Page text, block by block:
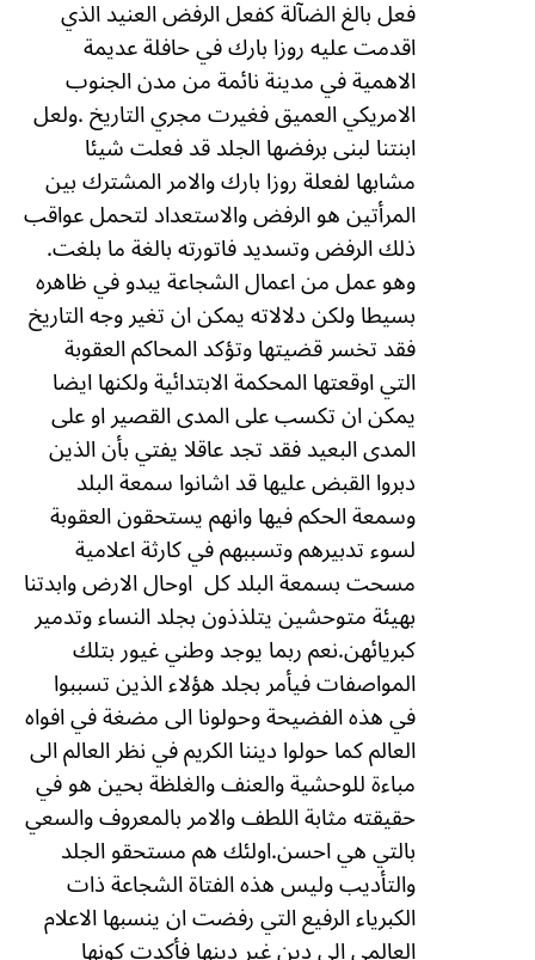
فعل بالغ الضآلة كفعل الرفض العنيد الذي
اقدمت عليه روزا بارك في حافلة عديمة
الاهمية في مدينة نائمة من مدن الجنوب
الامريكي العميق فغيرت مجري التاريخ .ولعل
ابنتنا لبنى برفضها الجلد قد فعلت شيئا
مشابها لفعلة روزا بارك والامر المشترك بين
المرأتين هو الرفض والاستعداد لتحمل عواقب
ذلك الرفض وتسديد فاتورته بالغة ما بلغت.
وهو عمل من اعمال الشجاعة يبدو في ظاهره
بسيطا ولكن دلالاته يمكن ان تغير وجه التاريخ
فقد تخسر قضيتها وتؤكد المحاكم العقوبة
التي اوقعتها المحكمة الابتدائية ولكنها ايضا
يمكن ان تكسب على المدى القصير او على
المدى البعيد فقد تجد عاقلا يفتي بأن الذين
دبروا القبض عليها قد اشانوا سمعة البلد
وسمعة الحكم فيها وانهم يستحقون العقوبة
لسوء تدبيرهم وتسببهم في كارثة اعلامية
مسحت بسمعة البلد كل اوحال الارض وابدتنا
بهيئة متوحشين يتلذذون بجلد النساء وتدمير
كبريائهن.نعم ربما يوجد وطني غيور بتلك
المواصفات فيأمر بجلد هؤلاء الذين تسببوا
في هذه الفضيحة وحولونا الى مضغة في افواه
العالم كما حولوا ديننا الكريم في نظر العالم الى
مباءة للوحشية والعنف والغلظة بحين هو في
حقيقته مثابة اللطف والامر بالمعروف والسعي
بالتي هي احسن.اولئك هم مستحقو الجلد
والتأديب وليس هذه الفتاة الشجاعة ذات
الكبرياء الرفيع التي رفضت ان ينسبها الاعلام